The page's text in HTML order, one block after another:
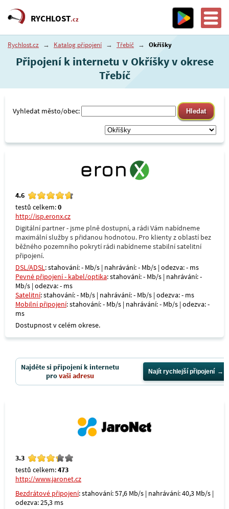
RYCHLOST.cz
Rychlost.cz → Katalog připojení → Třebíč → Okříšky
Připojení k internetu v Okříšky v okrese
Třebíč
Vyhledat město/obec:
4.6
testů celkem:0
http://isp.eronx.cz
Digitální partner - jsme plně dostupní, a rádi Vám nabídneme
maximální služby s přidanou hodnotou. Pro klienty z oblastí bez
běžného pozemního pokrytí rádi nabídneme stabilní satelitní
připojení.
DSL/ADSL: stahování: - Mb/s | nahrávání: - Mb/s | odezva: - ms
Pevné připojení - kabel/optika: stahování: - Mb/s | nahrávání: -
Mb/s | odezva: - ms
Satelitní: stahování: - Mb/s | nahrávání: - Mb/s | odezva: - ms
Mobilní připojení: stahování: - Mb/s | nahrávání: - Mb/s | odezva: -
ms
Dostupnost v celém okrese.
Najděte si připojení k internetu
provaši adresu Najít rychlejší připojení
3.3
testů celkem:473
http://www.jaronet.cz
Bezdrátové připojení: stahování: 57,6 Mb/s | nahrávání: 40,3 Mb/s |
odezva: 25,3 ms